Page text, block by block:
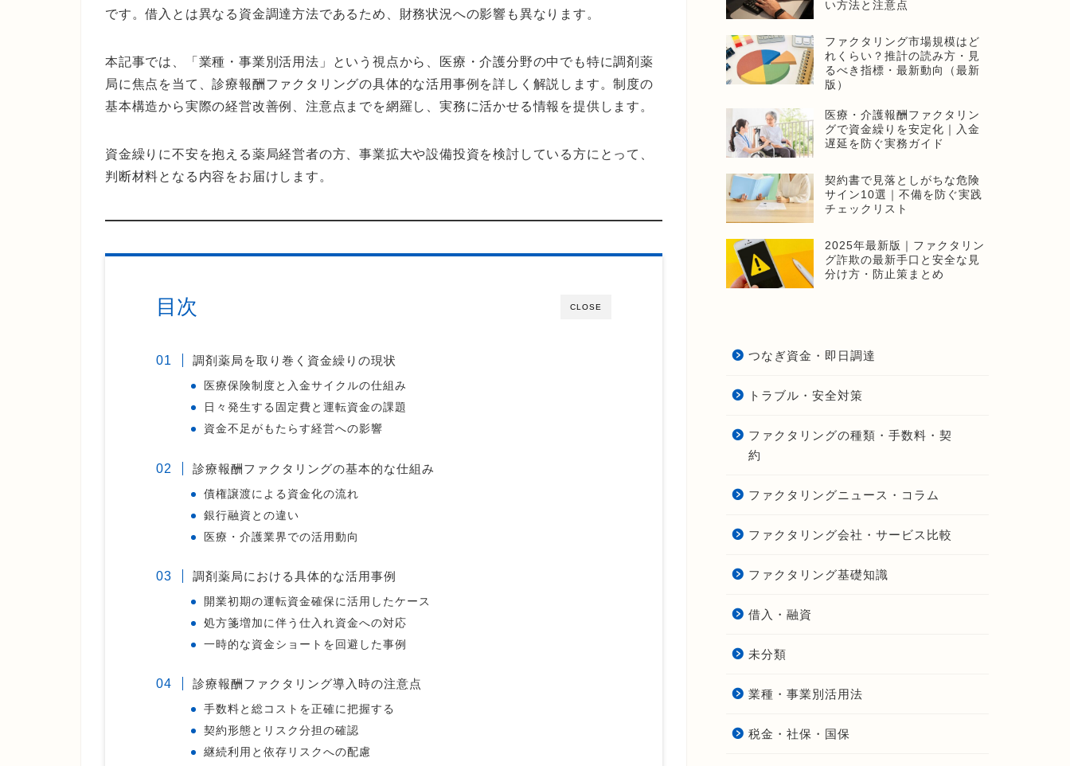
です。借入とは異なる資金調達方法であるため、財務状況への影響も異なります。
本記事では、「業種・事業別活用法」という視点から、医療・介護分野の中でも特に調剤薬
局に焦点を当て、診療報酬ファクタリングの具体的な活用事例を詳しく解説します。制度の
基本構造から実際の経営改善例、注意点までを網羅し、実務に活かせる情報を提供します。
資金繰りに不安を抱える薬局経営者の方、事業拡大や設備投資を検討している方にとって、
判断材料となる内容をお届けします。
CLOSE
目次
調剤薬局を取り巻く資金繰りの現状
医療保険制度と入金サイクルの仕組み
日々発生する固定費と運転資金の課題
資金不足がもたらす経営への影響
診療報酬ファクタリングの基本的な仕組み
債権譲渡による資金化の流れ
銀行融資との違い
医療・介護業界での活用動向
調剤薬局における具体的な活用事例
開業初期の運転資金確保に活用したケース
処方箋増加に伴う仕入れ資金への対応
一時的な資金ショートを回避した事例
診療報酬ファクタリング導入時の注意点
手数料と総コストを正確に把握する
契約形態とリスク分担の確認
継続利用と依存リスクへの配慮
い方法と注意点
ファクタリング市場規模はど
れくらい？推計の読み方・見
るべき指標・最新動向（最新
版）
医療・介護報酬ファクタリン
グで資金繰りを安定化｜入金
遅延を防ぐ実務ガイド
契約書で見落としがちな危険
サイン10選｜不備を防ぐ実践
チェックリスト
2025年最新版｜ファクタリン
グ詐欺の最新手口と安全な見
分け方・防止策まとめ
つなぎ資金・即日調達
トラブル・安全対策
ファクタリングの種類・手数料・契
約
ファクタリングニュース・コラム
ファクタリング会社・サービス比較
ファクタリング基礎知識
借入・融資
未分類
業種・事業別活用法
税金・社保・国保